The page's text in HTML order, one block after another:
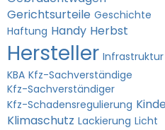
Gerichtsurteile Geschichte
Haftung Handy Herbst
Hersteller Infrastruktur
KBA Kfz-Sachverständige
Kfz-Sachverständiger
Kfz-Schadensregulierung
Klimaschutz Lackierung Licht